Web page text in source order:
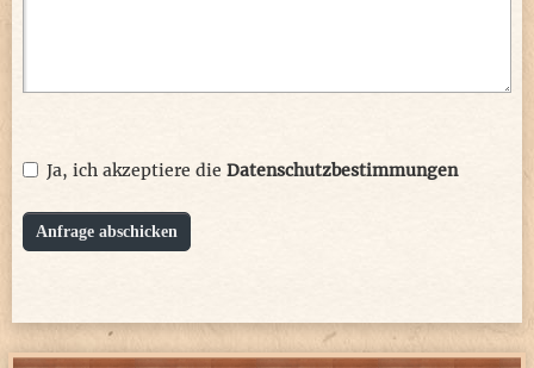
Ja, ich akzeptiere die Datenschutzbestimmungen
Anfrage abschicken